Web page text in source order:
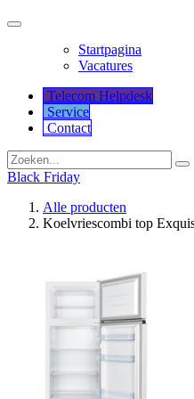
Startpagina
Vacatures
Telecom Helpdesk
Service
Co​​​​​​ntact
Black Friday
Alle producten
Koelvriescombi top